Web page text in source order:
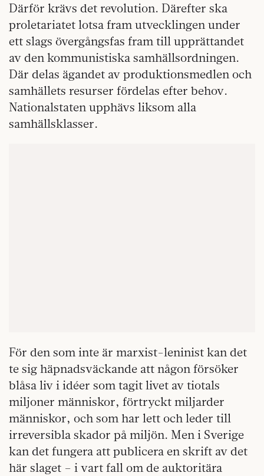
Därför krävs det revolution. Därefter ska
proletariatet lotsa fram utvecklingen under
ett slags övergångsfas fram till upprättandet
av den kommunistiska samhällsordningen.
Där delas ägandet av produktionsmedlen och
samhällets resurser fördelas efter behov.
Nationalstaten upphävs liksom alla
samhällsklasser.
För den som inte är marxist-leninist kan det
te sig häpnadsväckande att någon försöker
blåsa liv i idéer som tagit livet av tiotals
miljoner människor, förtryckt miljarder
människor, och som har lett och leder till
irreversibla skador på miljön. Men i Sverige
kan det fungera att publicera en skrift av det
här slaget – i vart fall om de auktoritära